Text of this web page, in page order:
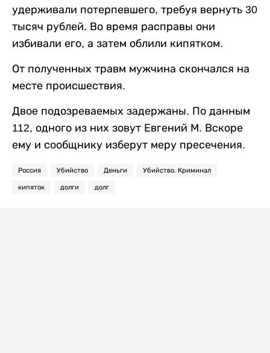
удерживали потерпевшего, требуя вернуть 30
тысяч рублей. Во время расправы они
избивали его, а затем облили кипятком.
От полученных травм мужчина скончался на
месте происшествия.
Двое подозреваемых задержаны. По данным
112, одного из них зовут Евгений М. Вскоре
ему и сообщнику изберут меру пресечения.
Россия Убийство Деньги Убийство. Криминал
кипяток долги долг